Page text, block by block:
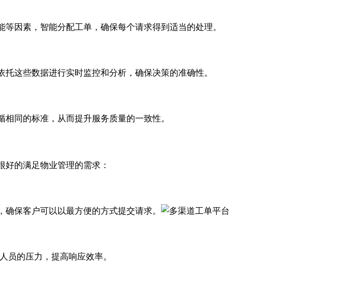
因素，智能分配工单，确保每个请求得到适当的处理。
这些数据进行实时监控和分析，确保决策的准确性。
同的标准，从而提升服务质量的一致性。
的满足物业管理的需求：
确保客户可以以最方便的方式提交请求。
员的压力，提高响应效率。